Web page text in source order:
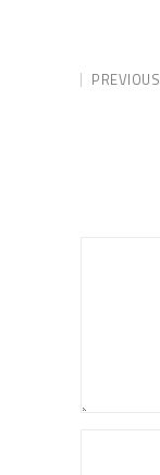
PREVIOUS